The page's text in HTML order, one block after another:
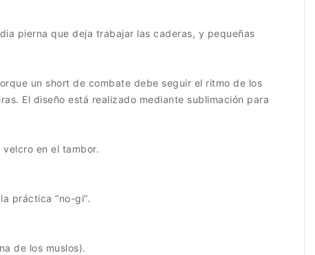
pierna que deja trabajar las caderas, y pequeñas
un short de combate debe seguir el ritmo de los
El diseño está realizado mediante sublimación para
en el tambor.
práctica “no-gi”.
de los muslos).